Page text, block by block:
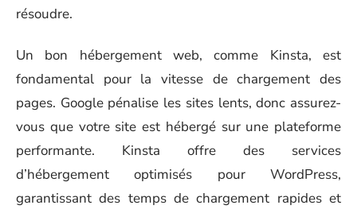
résoudre.
Un bon hébergement web, comme Kinsta, est
fondamental pour la vitesse de chargement des
pages. Google pénalise les sites lents, donc assurez-
vous que votre site est hébergé sur une plateforme
performante. Kinsta offre des services
d’hébergement optimisés pour WordPress,
garantissant des temps de chargement rapides et